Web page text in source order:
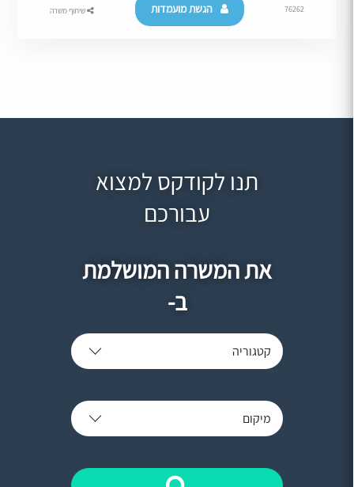
76262 הגשת מועמדות שיתוף משרה
תנו לקודקס למצוא
עבורכם
את המשרה המושלמת
ב-
קטגוריה
מיקום